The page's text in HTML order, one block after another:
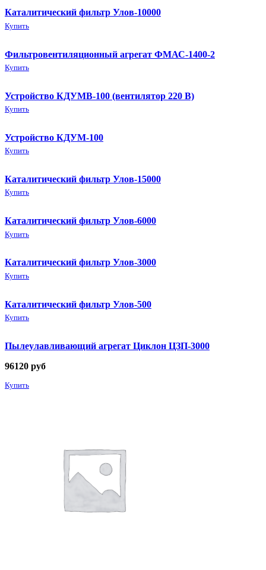
Каталитический фильтр Улов-10000
Купить
Фильтровентиляционный агрегат ФМАС-1400-2
Купить
Устройство КДУМВ-100 (вентилятор 220 В)
Купить
Устройство КДУМ-100
Купить
Каталитический фильтр Улов-15000
Купить
Каталитический фильтр Улов-6000
Купить
Каталитический фильтр Улов-3000
Купить
Каталитический фильтр Улов-500
Купить
Пылеулавливающий агрегат Циклон ЦЗП-3000
96120 руб
Купить